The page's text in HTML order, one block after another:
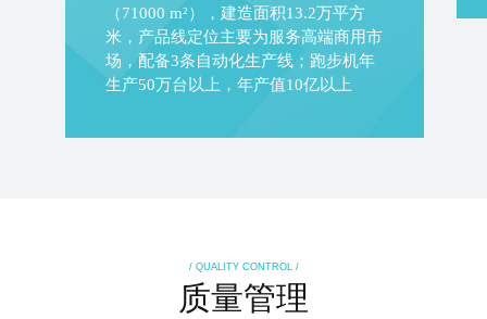
（71000 m²），建造面积13.2万平方
米，产品线定位主要为服务高端商用市
场，配备3条自动化生产线；跑步机年
生产50万台以上，年产值10亿以上
/ QUALITY CONTROL /
质量管理